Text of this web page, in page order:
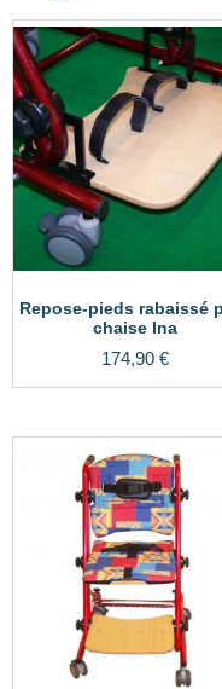
Repose-pieds rabaissé
chaise Ina
174,90 €